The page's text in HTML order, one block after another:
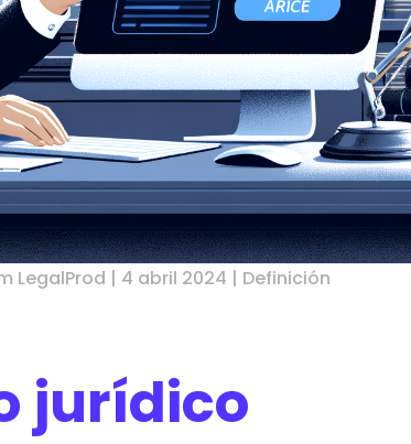
LegalProd | 4 abril 2024 | Definición
jurídico